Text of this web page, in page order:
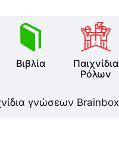
Βιβλία
Παιχνίδια
Ρόλων
γνώσεων Brainbox